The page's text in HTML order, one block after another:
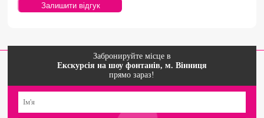
Забронируйте місце в
Екскурсія на шоу фонтанів, м. Вінниця
прямо зараз!